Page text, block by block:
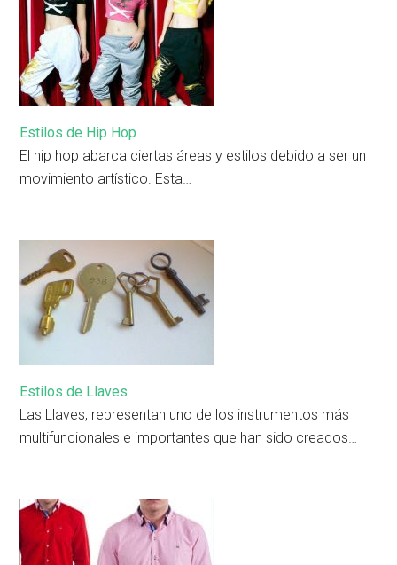
Estilos de Hip Hop
El hip hop abarca ciertas áreas y estilos debido a ser un
movimiento artístico. Esta…
Estilos de Llaves
Las Llaves, representan uno de los instrumentos más
multifuncionales e importantes que han sido creados…